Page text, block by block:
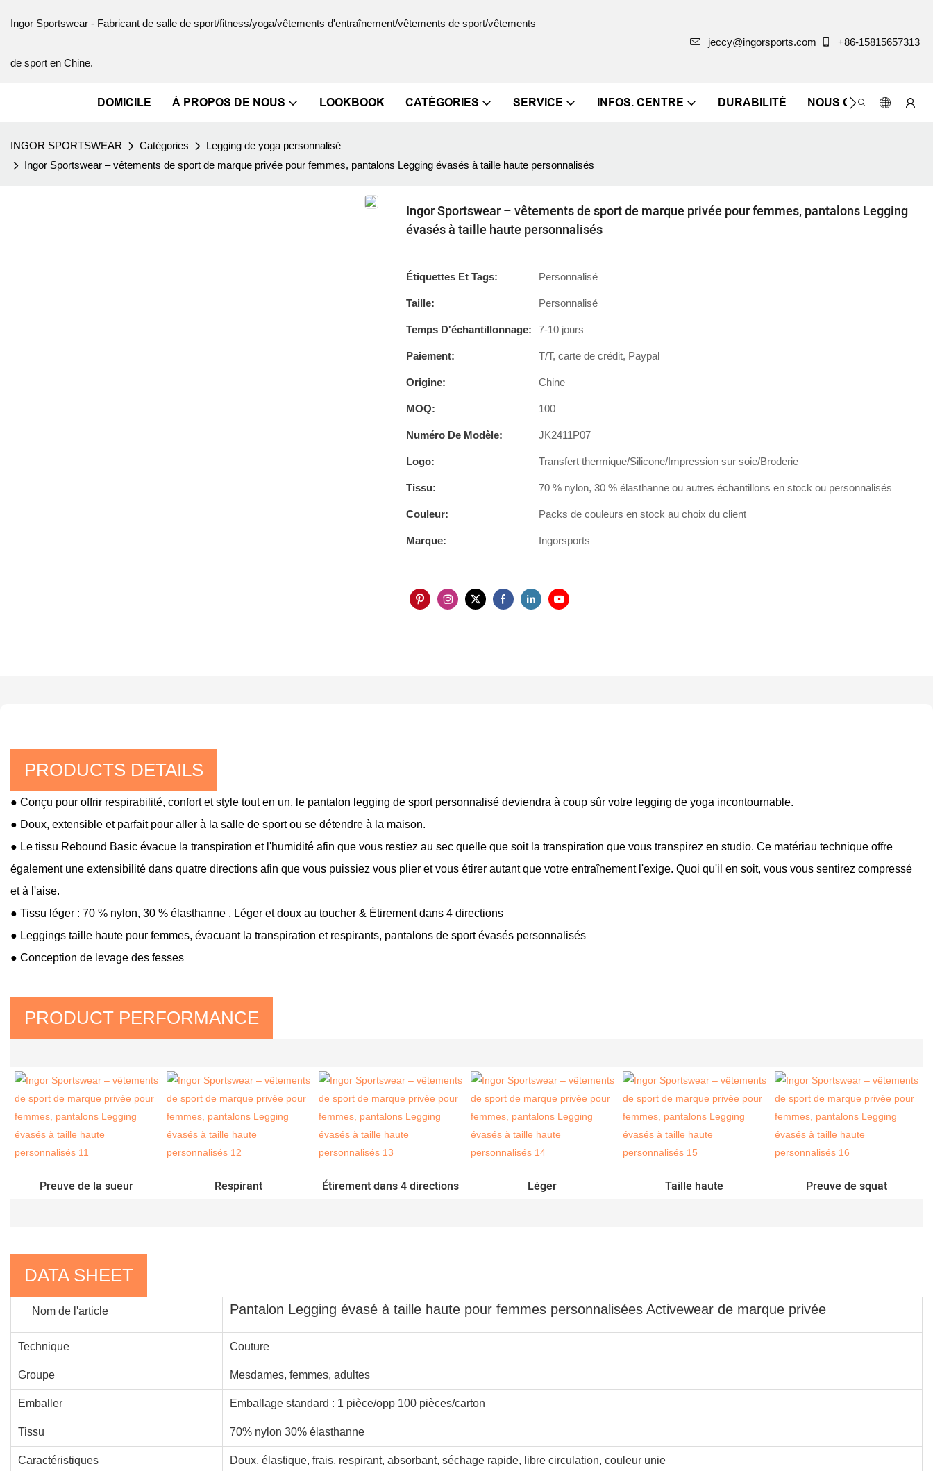
Ingor Sportswear - Fabricant de salle de sport/fitness/yoga/vêtements d'entraînement/vêtements de sport/vêtements
de sport en Chine.
jeccy@ingorsports.com +86-15815657313
DOMICILE À PROPOS DE NOUS LOOKBOOK CATÉGORIES SERVICE INFOS. CENTRE DURABILITÉ NOUS CONTACTER
INGOR SPORTSWEAR Catégories
Legging de yoga personnalisé
Ingor Sportswear – vêtements de sport de marque privée pour femmes, pantalons Legging évasés à taille haute personnalisés
Ingor Sportswear – vêtements de sport de marque privée pour femmes, pantalons Legging
évasés à taille haute personnalisés
Étiquettes Et Tags: Personnalisé
Taille: Personnalisé
Temps D'échantillonnage: 7-10 jours
Paiement: T/T, carte de crédit, Paypal
Origine: Chine
MOQ: 100
Numéro De Modèle: JK2411P07
Logo: Transfert thermique/Silicone/Impression sur soie/Broderie
Tissu: 70 % nylon, 30 % élasthanne ou autres échantillons en stock ou personnalisés
Couleur: Packs de couleurs en stock au choix du client
Marque: Ingorsports
PRODUCTS DETAILS
● Conçu pour offrir respirabilité, confort et style tout en un, le pantalon legging de sport personnalisé deviendra à coup sûr votre legging de yoga incontournable.
● Doux, extensible et parfait pour aller à la salle de sport ou se détendre à la maison.
● Le tissu Rebound Basic évacue la transpiration et l'humidité afin que vous restiez au sec quelle que soit la transpiration que vous transpirez en studio. Ce matériau technique offre
également une extensibilité dans quatre directions afin que vous puissiez vous plier et vous étirer autant que votre entraînement l'exige. Quoi qu'il en soit, vous vous sentirez compressé
et à l'aise.
● Tissu léger : 70 % nylon, 30 % élasthanne , Léger et doux au toucher & Étirement dans 4 directions
● Leggings taille haute pour femmes, évacuant la transpiration et respirants, pantalons de sport évasés personnalisés
● Conception de levage des fesses
PRODUCT PERFORMANCE
Preuve de la sueur Respirant Étirement dans 4 directions Léger Taille haute Preuve de squat
DATA SHEET
Nom de l'article Pantalon Legging évasé à taille haute pour femmes personnalisées Activewear de marque privée
Technique Couture
Groupe Mesdames, femmes, adultes
Emballer Emballage standard : 1 pièce/opp 100 pièces/carton
Tissu 70% nylon 30% élasthanne
Caractéristiques Doux, élastique, frais, respirant, absorbant, séchage rapide, libre circulation, couleur unie